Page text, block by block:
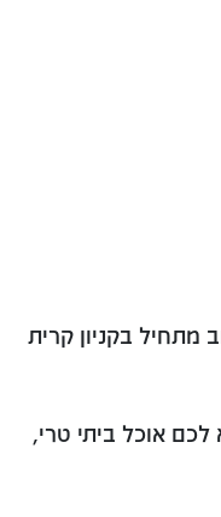
מתחיל בקניון קרית
לכם אוכל ביתי טרי,